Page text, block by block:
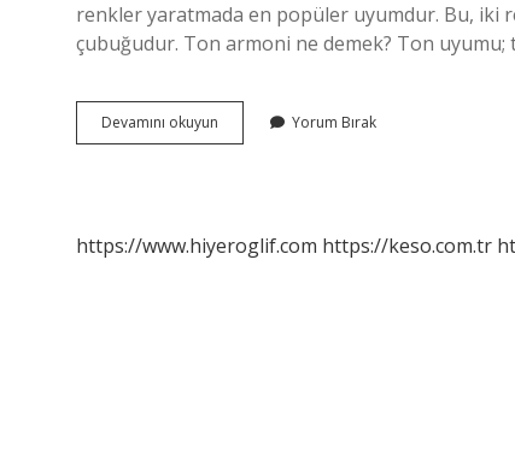
renkler yaratmada en popüler uyumdur. Bu, iki
çubuğudur. Ton armoni ne demek? Ton
Devamını okuyun
Ne
Yorum Bırak
https://www.hiyeroglif.com https://keso.com.tr